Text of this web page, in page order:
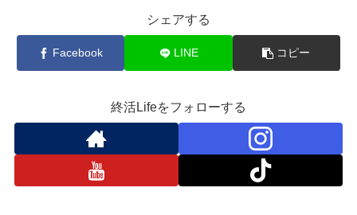
シェアする
Facebook LINE コピー
終活Lifeをフォローする